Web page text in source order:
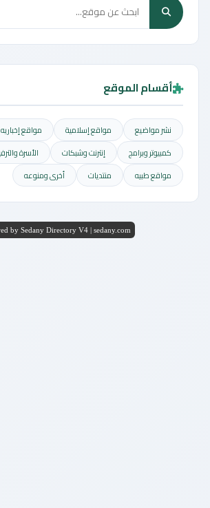
أقسام الموقع
نشر مواضيع مواقع إسلامية
مواقع إخباريه
كمبيوتر وبرامج
إنترنت وشبكات
الأسرة
مواقع طبيه
منتديات أخرى ومنوعه
by Sedany Directory V4 | sedany.com